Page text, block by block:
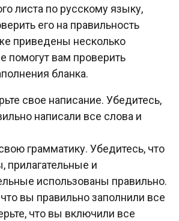
листа по русскому языку,
его на правильность
приведены несколько
помогут вам проверить
бланка.
свое написание. Убедитесь,
написали все слова и
грамматику. Убедитесь, что
прилагательные и
использованы правильно.
вы правильно заполнили все
что вы включили все